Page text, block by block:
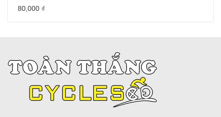
80,000 ₫